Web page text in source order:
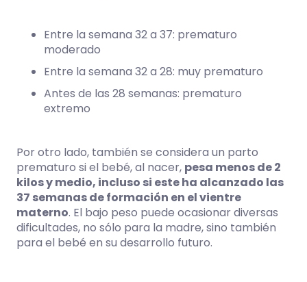
Entre la semana 32 a 37: prematuro
moderado
Entre la semana 32 a 28: muy prematuro
Antes de las 28 semanas: prematuro
extremo
Por otro lado, también se considera un parto
prematuro si el bebé, al nacer, pesa menos de 2
kilos y medio, incluso si este ha alcanzado las
37 semanas de formación en el vientre
materno. El bajo peso puede ocasionar diversas
dificultades, no sólo para la madre, sino también
para el bebé en su desarrollo futuro.